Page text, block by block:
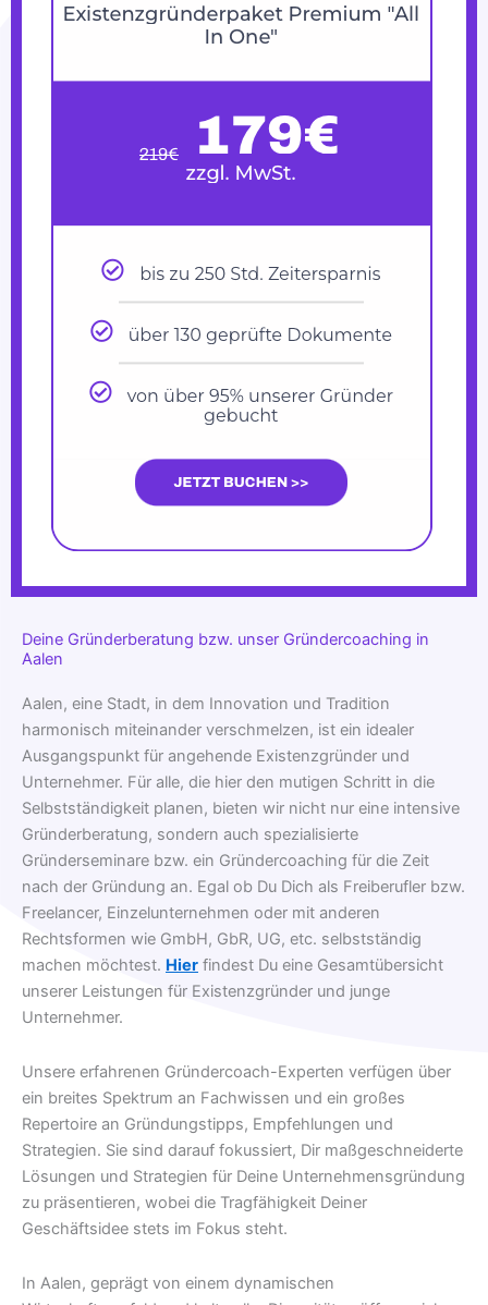
Deine Gründerberatung bzw. unser Gründercoaching in
Aalen
Aalen, eine Stadt, in dem Innovation und Tradition
harmonisch miteinander verschmelzen, ist ein idealer
Ausgangspunkt für angehende Existenzgründer und
Unternehmer. Für alle, die hier den mutigen Schritt in die
Selbstständigkeit planen, bieten wir nicht nur eine intensive
Gründerberatung, sondern auch spezialisierte
Gründerseminare bzw. ein Gründercoaching für die Zeit
nach der Gründung an. Egal ob Du Dich als Freiberufler bzw.
Freelancer, Einzelunternehmen oder mit anderen
Rechtsformen wie GmbH, GbR, UG, etc. selbstständig
machen möchtest. Hier findest Du eine Gesamtübersicht
unserer Leistungen für Existenzgründer und junge
Unternehmer.
Unsere erfahrenen Gründercoach-Experten verfügen über
ein breites Spektrum an Fachwissen und ein großes
Repertoire an Gründungstipps, Empfehlungen und
Strategien. Sie sind darauf fokussiert, Dir maßgeschneiderte
Lösungen und Strategien für Deine Unternehmensgründung
zu präsentieren, wobei die Tragfähigkeit Deiner
Geschäftsidee stets im Fokus steht.
In Aalen, geprägt von einem dynamischen